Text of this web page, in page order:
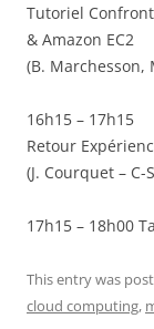
Tutoriel
& Amazon EC2
(B. Marchesson,
16h15 – 17h15
Retour
(J. Courquet – C-
17h15 – 18h00
This entry was
cloud computing,